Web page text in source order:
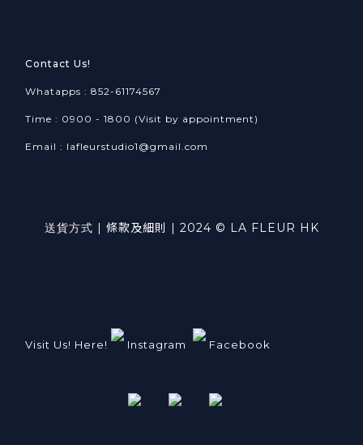
Contact Us!
Whatapps : 852-61174567
Time : 0900 - 1800 (Visit by appointment)
Email : lafleurstudio1@gmail.com
送貨方式 | 條款及細則 | 2024 © LA FLEUR HK
Visit Us! Here! Instagram Facebook